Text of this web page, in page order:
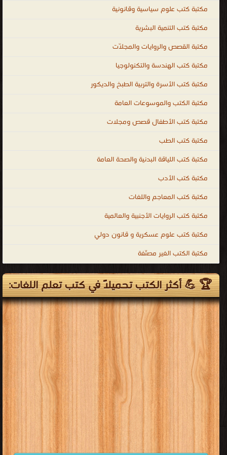
[ 582 كتاب/كتب ]
قراءة و تحميل كتب في كتب طرق تدريس اللغة الإنجليزية مجانا
كتب رسائل ماجستير ودكتوراه
فى اللغة العربية